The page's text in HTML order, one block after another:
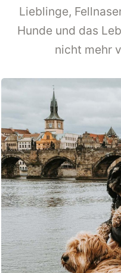
Lieblinge,
Hunde und das
nicht mehr